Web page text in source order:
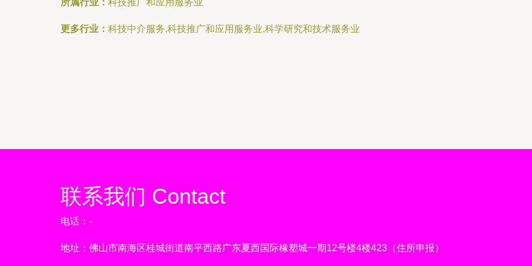
所属行业： 科技推广和应用服务业
更多行业： 科技中介服务,科技推广和应用服务业,科学研究和技术服务业
联系我们 Contact
电话：-
地址：佛山市南海区桂城街道南平西路广东夏西国际橡塑城一期12号楼4楼423（住所申报）